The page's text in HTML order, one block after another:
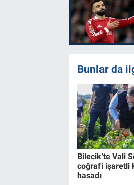
Bunlar da
Bilecik'te Vali
coğrafi işaretli
hasadı